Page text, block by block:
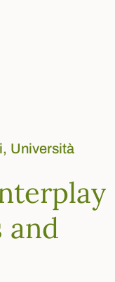
Università
and